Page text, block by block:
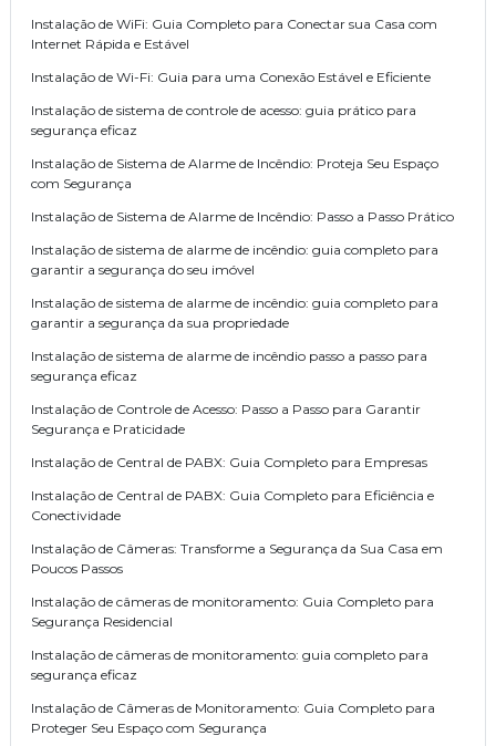
Instalação de WiFi: Guia Completo para Conectar sua Casa com
Internet Rápida e Estável
Instalação de Wi-Fi: Guia para uma Conexão Estável e Eficiente
Instalação de sistema de controle de acesso: guia prático para
segurança eficaz
Instalação de Sistema de Alarme de Incêndio: Proteja Seu Espaço
com Segurança
Instalação de Sistema de Alarme de Incêndio: Passo a Passo Prático
Instalação de sistema de alarme de incêndio: guia completo para
garantir a segurança do seu imóvel
Instalação de sistema de alarme de incêndio: guia completo para
garantir a segurança da sua propriedade
Instalação de sistema de alarme de incêndio passo a passo para
segurança eficaz
Instalação de Controle de Acesso: Passo a Passo para Garantir
Segurança e Praticidade
Instalação de Central de PABX: Guia Completo para Empresas
Instalação de Central de PABX: Guia Completo para Eficiência e
Conectividade
Instalação de Câmeras: Transforme a Segurança da Sua Casa em
Poucos Passos
Instalação de câmeras de monitoramento: Guia Completo para
Segurança Residencial
Instalação de câmeras de monitoramento: guia completo para
segurança eficaz
Instalação de Câmeras de Monitoramento: Guia Completo para
Proteger Seu Espaço com Segurança